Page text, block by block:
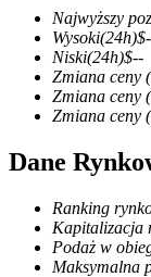
Kontrakty
Kontrakty
TradFi
Instrumenty
towary
Najwyższy
Wysoki(24h)$
Niski(24h)$--
Zmiana ceny
Zmiana ceny
Zmiana ceny
Dane
Ranking
Kapitalizacja
Podaż w
Maksymalna